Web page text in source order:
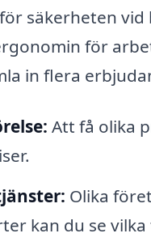
säkerheten
för
in flera
Att få olika
Olika
kan du se